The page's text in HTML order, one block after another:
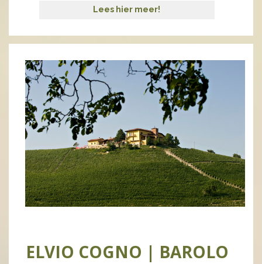
Lees hier meer!
ELVIO COGNO | BAROLO